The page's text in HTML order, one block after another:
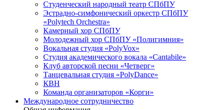
Студенческий народный театр СПбПУ
Эстрадно-симфонический оркестр СПбПУ
«Polytech Orchestra»
Камерный хор СПбПУ
Молодежный хор СПбПУ «Полигимния»
Вокальная студия «PolyVox»
Студия академического вокала «Cantabile»
Клуб авторской песни «Четверг»
Танцевальная студия «PolyDance»
КВН
Команда организаторов «Корги»
Международное сотрудничество